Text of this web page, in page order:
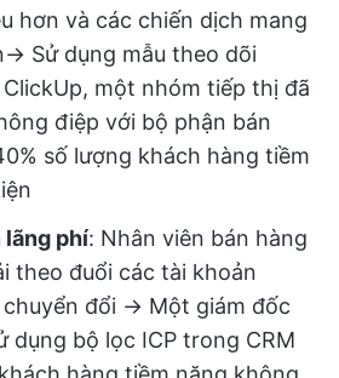
hơn và các chiến dịch mang
Sử dụng mẫu theo dõi
một nhóm tiếp thị đã
điệp với bộ phận bán
số lượng khách hàng tiềm
lãng phí: Nhân viên bán hàng
theo đuổi các tài khoản
đổi → Một giám đốc
dụng bộ lọc ICP trong CRM